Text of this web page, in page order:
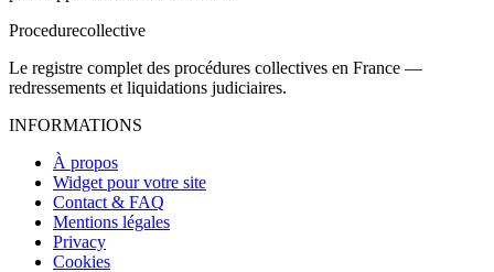
Procedurecollective
Le registre complet des procédures collectives en France —
redressements et liquidations judiciaires.
INFORMATIONS
À propos
Widget pour votre site
Contact & FAQ
Mentions légales
Privacy
Cookies